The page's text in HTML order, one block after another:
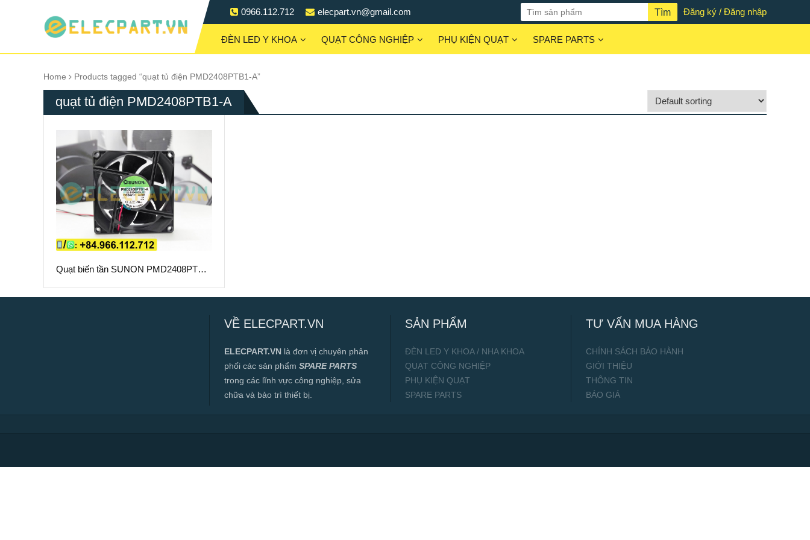
0966.112.712 elecpart.vn@gmail.com Đăng ký / Đăng nhập
ĐÈN LED Y KHOA QUẠT CÔNG NGHIỆP PHỤ KIỆN QUẠT SPARE PARTS
Home Products tagged “quạt tủ điện PMD2408PTB1-A”
quạt tủ điện PMD2408PTB1-A
Quạt biến tần SUNON PMD2408PTB1-
VỀ ELECPART.VN
ELECPART.VN là đơn vị chuyên phân
phối các sản phẩm SPARE PARTS
trong các lĩnh vực công nghiệp, sửa
chữa và bảo trì thiết bị.
SẢN PHẨM
ĐÈN LED Y KHOA / NHA KHOA
QUẠT CÔNG NGHIỆP
PHỤ KIỆN QUẠT
SPARE PARTS
TƯ VẤN MUA HÀNG
CHÍNH SÁCH BẢO HÀNH
GIỚI THIỆU
THÔNG TIN
BÁO GIÁ